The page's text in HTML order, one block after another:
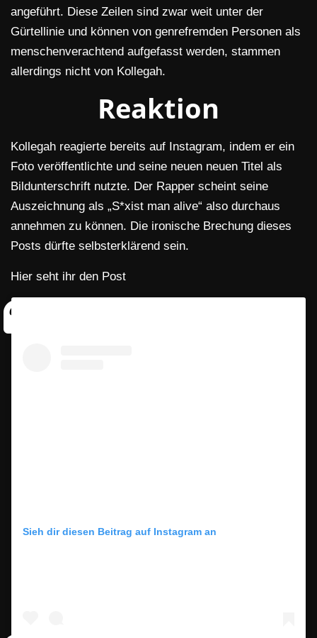
angeführt. Diese Zeilen sind zwar weit unter der
Gürtellinie und können von genrefremden Personen als
menschenverachtend aufgefasst werden, stammen
allerdings nicht von Kollegah.
Reaktion
Kollegah reagierte bereits auf Instagram, indem er ein
Foto veröffentlichte und seine neuen neuen Titel als
Bildunterschrift nutzte. Der Rapper scheint seine
Auszeichnung als „S*xist man alive“ also durchaus
annehmen zu können. Die ironische Brechung dieses
Posts dürfte selbsterklärend sein.
Hier seht ihr den Post
Sieh dir diesen Beitrag auf Instagram an